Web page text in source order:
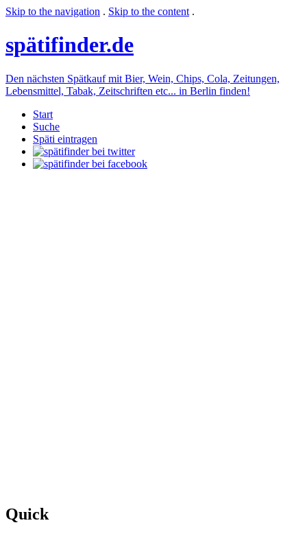
Skip to the navigation . Skip to the content .
spätifinder.de
Den nächsten Spätkauf mit Bier, Wein, Chips, Cola, Zeitungen,
Lebensmittel, Tabak, Zeitschriften etc... in Berlin finden!
Start
Suche
Späti eintragen
Quick